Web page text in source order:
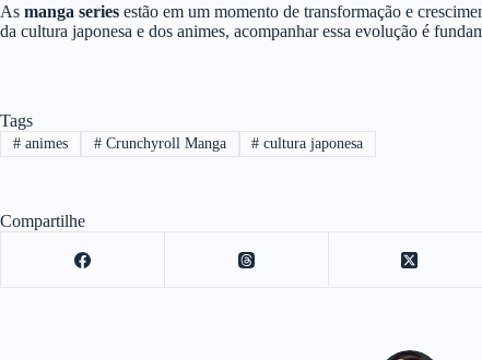
As manga series estão em um momento de transformação e
da cultura japonesa e dos animes, acompanhar essa evolução é
Tags
#animes #Crunchyroll Manga # cultura japonesa
Compartilhe